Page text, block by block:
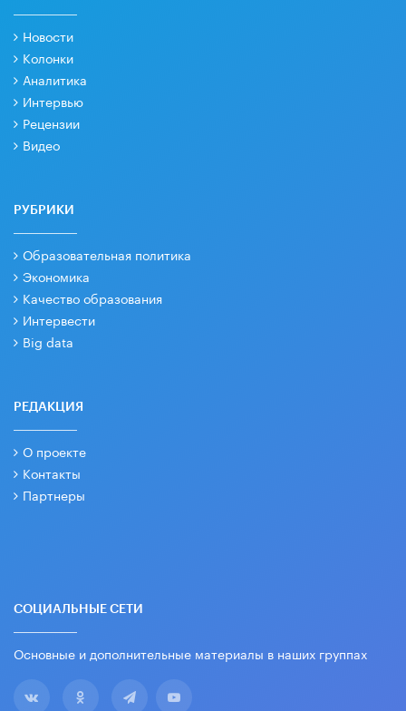
Новости
Колонки
Аналитика
Интервью
Рецензии
Видео
РУБРИКИ
Образовательная политика
Экономика
Качество образования
Интервести
Big data
РЕДАКЦИЯ
О проекте
Контакты
Партнеры
СОЦИАЛЬНЫЕ СЕТИ
Основные и дополнительные материалы в наших группах